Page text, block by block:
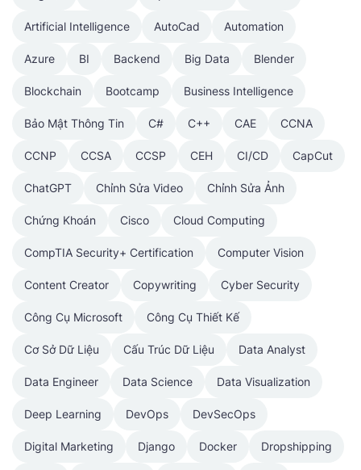
Artificial Intelligence AutoCad Automation
Azure BI Backend Big Data Blender
Blockchain Bootcamp Business Intelligence
Bảo Mật Thông Tin C# C++ CAE CCNA
CCNP CCSA CCSP CEH CI/CD CapCut
ChatGPT Chỉnh Sửa Video Chỉnh Sửa Ảnh
Chứng Khoán Cisco Cloud Computing
CompTIA Security+ Certification Computer Vision
Content Creator Copywriting Cyber Security
Công Cụ Microsoft Công Cụ Thiết Kế
Cơ Sở Dữ Liệu Cấu Trúc Dữ Liệu Data Analyst
Data Engineer Data Science Data Visualization
Deep Learning DevOps DevSecOps
Digital Marketing Django Docker Dropshipping